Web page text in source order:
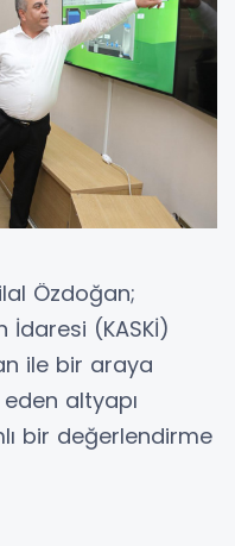
Özdoğan;
İdaresi (KASKİ)
ile bir araya
altyapı
bir değerlendirme